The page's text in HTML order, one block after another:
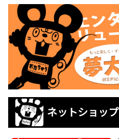
ネットショップ